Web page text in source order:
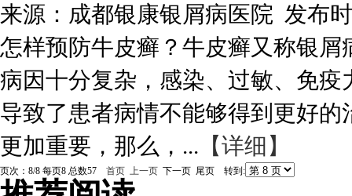
来源： 成都银康银屑病医院 发布
怎样预防牛皮癣？牛皮癣又称银
病因十分复杂，感染、过敏、免
导致了患者病情不能够得到更好
更加重要，那么，... 【详细】
页次：8/8 每页8 总数57 首页 上一页 下一页 尾页 转到: